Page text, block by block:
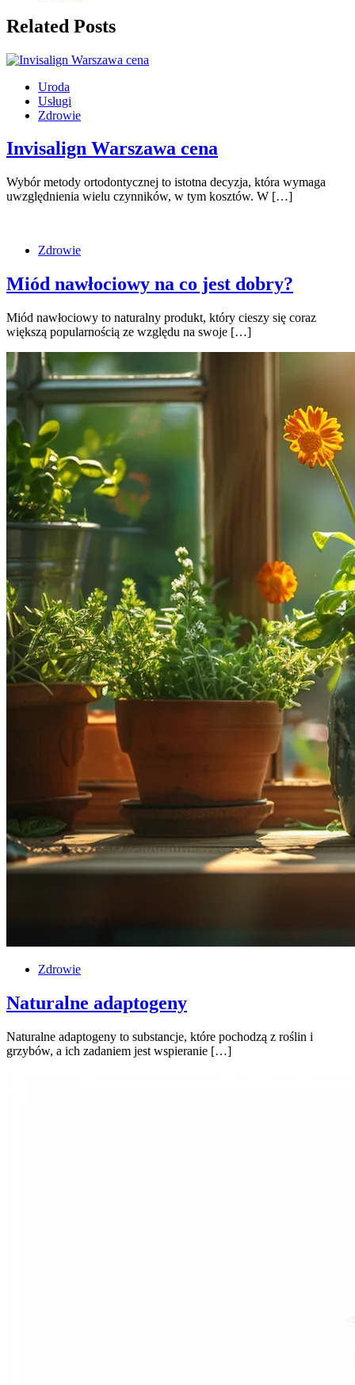
Related Posts
Uroda
Usługi
Zdrowie
Invisalign Warszawa cena
Wybór metody ortodontycznej to istotna decyzja, która wymaga
uwzględnienia wielu czynników, w tym kosztów. W […]
Zdrowie
Miód nawłociowy na co jest dobry?
Miód nawłociowy to naturalny produkt, który cieszy się coraz
większą popularnością ze względu na swoje […]
Zdrowie
Naturalne adaptogeny
Naturalne adaptogeny to substancje, które pochodzą z roślin i
grzybów, a ich zadaniem jest wspieranie […]